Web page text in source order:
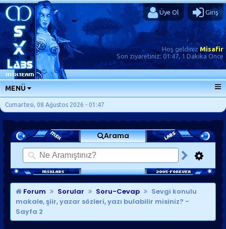
Üye Ol Giriş
Hoş geldinizMisafir
Son ziyaretiniz: 01:47, 1 Dakika Önce
MENÜ
ANA SAYFA
FORUMLAR
SORU-CEVAP
GÜNLÜKLER
SON MESAJLAR
KISAYOLLAR
Cumartesi, 08 Ağustos 2026 - 01:47
Arama
Forum Sorular Soru-Cevap
Sevgi konulu
makale, şiir, yazar sözleri, yazı bulabilir misiniz? -
Sayfa 2